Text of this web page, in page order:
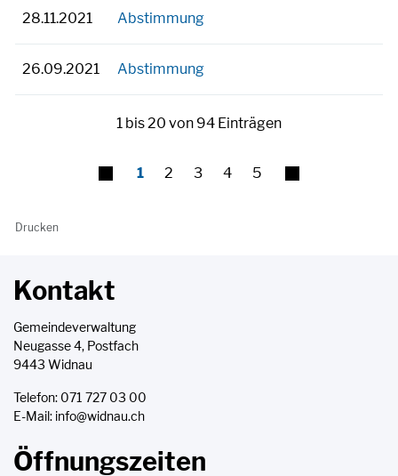
28.11.2021 Abstimmung
26.09.2021 Abstimmung
1 bis 20 von 94 Einträgen
1 2 3 4 5
Drucken
Kontakt
Gemeindeverwaltung
Neugasse 4, Postfach
9443 Widnau
Telefon: 071 727 03 00
E-Mail: info@widnau.ch
Öffnungszeiten